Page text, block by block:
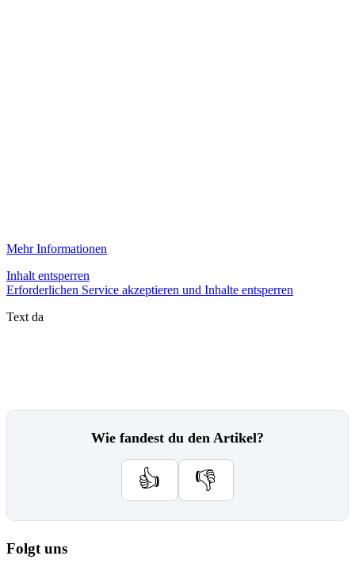
Mehr Informationen
Inhalt entsperren
Erforderlichen Service akzeptieren und Inhalte entsperren
Text da
Wie fandest du den Artikel?
👍 👎
Folgt uns